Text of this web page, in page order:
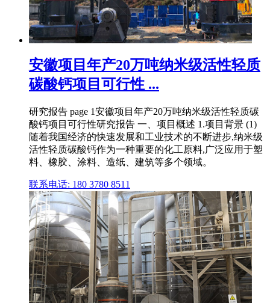
安徽项目年产20万吨纳米级活性轻质
碳酸钙项目可行性 ...
研究报告 page 1安徽项目年产20万吨纳米级活性轻质碳
酸钙项目可行性研究报告 一、项目概述 1.项目背景 (1)
随着我国经济的快速发展和工业技术的不断进步,纳米级
活性轻质碳酸钙作为一种重要的化工原料,广泛应用于塑
料、橡胶、涂料、造纸、建筑等多个领域。
联系电话: 180 3780 8511